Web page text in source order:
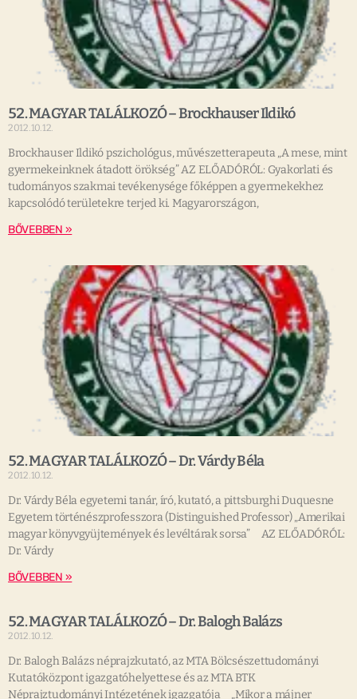
52. MAGYAR TALÁLKOZÓ – Brockhauser Ildikó
2012.10.12.
Brockhauser Ildikó pszichológus, művészetterapeuta „A mese, mint
gyermekeinknek átadott örökség” AZ ELŐADÓRÓL: Gyakorlati és
tudományos szakmai tevékenysége főképpen a gyermekekhez
kapcsolódó területekre terjed ki. Magyarországon,
BŐVEBBEN »
52. MAGYAR TALÁLKOZÓ – Dr. Várdy Béla
2012.10.12.
Dr. Várdy Béla egyetemi tanár, író, kutató, a pittsburghi Duquesne
Egyetem történészprofesszora (Distinguished Professor) „Amerikai
magyar könyvgyüjtemények és levéltárak sorsa” AZ ELŐADÓRÓL:
Dr. Várdy
BŐVEBBEN »
52. MAGYAR TALÁLKOZÓ – Dr. Balogh Balázs
2012.10.12.
Dr. Balogh Balázs néprajzkutató, az MTA Bölcsészettudományi
Kutatóközpont igazgatóhelyettese és az MTA BTK
Néprajztudományi Intézetének igazgatója „Mikor a májner